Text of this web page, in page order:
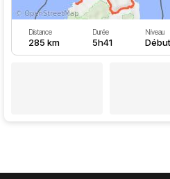
Distance
285 km
Durée
5h41
Niveau